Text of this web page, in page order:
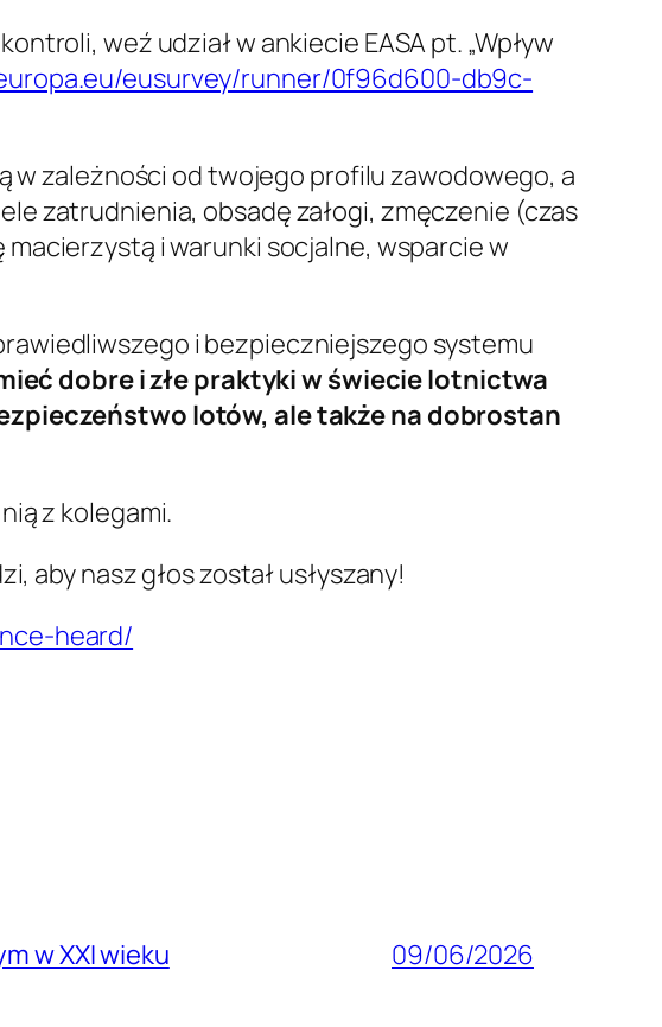
weź udział w ankiecie EASA pt. „Wpływ
eusurvey/runner/0f96d600-db9c-
w zależności od twojego profilu zawodowego, a
zatrudnienia, obsadę załogi, zmęczenie (czas
i warunki socjalne, wsparcie w
i bezpieczniejszego systemu
dobre i złe praktyki w świecie lotnictwa
lotów, ale także na dobrostan
z kolegami.
aby nasz głos został usłyszany!
heard/
w XXI wieku 09/06/2026